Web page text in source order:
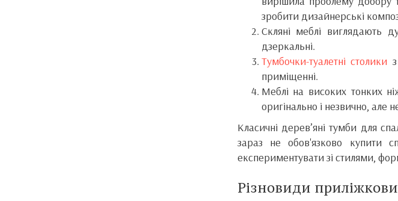
зробити дизайнерські
Скляні меблі виглядають
дзеркальні.
Тумбочки-туалетні столики
приміщенні.
Меблі на високих тонких
оригінально і незвично, але
Класичні дерев’яні тумби для
зараз не обов'язково купити
експериментувати зі стилями,
Різновиди